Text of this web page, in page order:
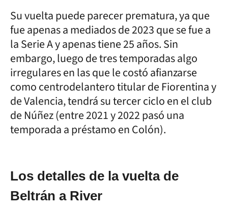
Su vuelta puede parecer prematura, ya que
fue apenas a mediados de 2023 que se fue a
la Serie A y apenas tiene 25 años. Sin
embargo, luego de tres temporadas algo
irregulares en las que le costó afianzarse
como centrodelantero titular de Fiorentina y
de Valencia, tendrá su tercer ciclo en el club
de Núñez (entre 2021 y 2022 pasó una
temporada a préstamo en Colón).
Los detalles de la vuelta de
Beltrán a River